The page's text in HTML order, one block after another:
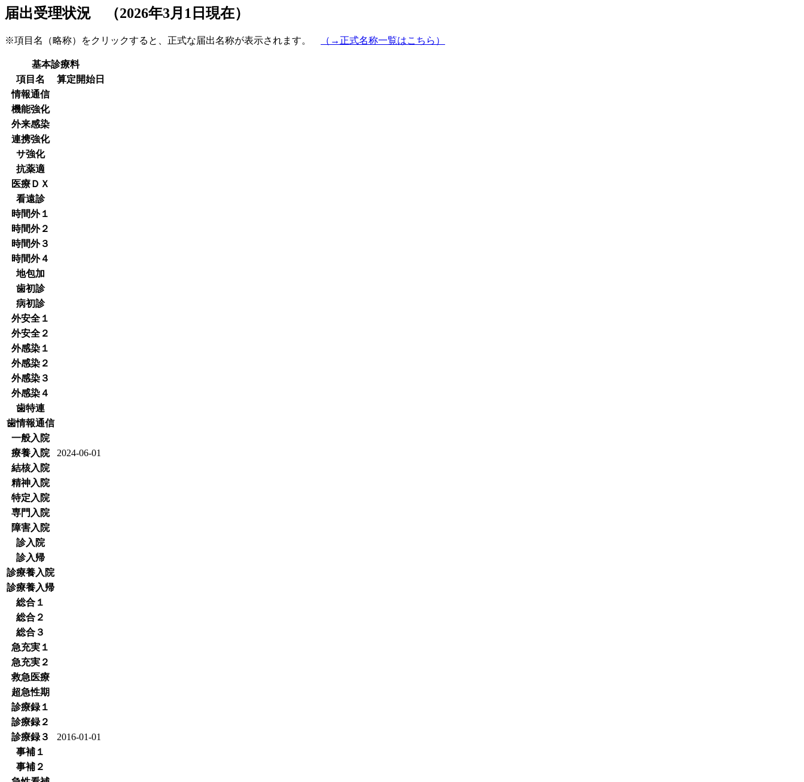
届出受理状況 （2026年3月1日現在）
※項目名（略称）をクリックすると、正式な届出名称が表示されます。 （→正式名称一覧はこちら）
基本診療料
項目名
算定開始日
情報通信
機能強化
外来感染
連携強化
サ強化
抗薬適
医療ＤＸ
看遠診
時間外１
時間外２
時間外３
時間外４
地包加
歯初診
病初診
外安全１
外安全２
外感染１
外感染２
外感染３
外感染４
歯特連
歯情報通信
一般入院
療養入院
2024-06-01
結核入院
精神入院
特定入院
専門入院
障害入院
診入院
診入帰
診療養入院
診療養入帰
総合１
総合２
総合３
急充実１
急充実２
救急医療
超急性期
診療録１
診療録２
診療録３
2016-01-01
事補１
事補２